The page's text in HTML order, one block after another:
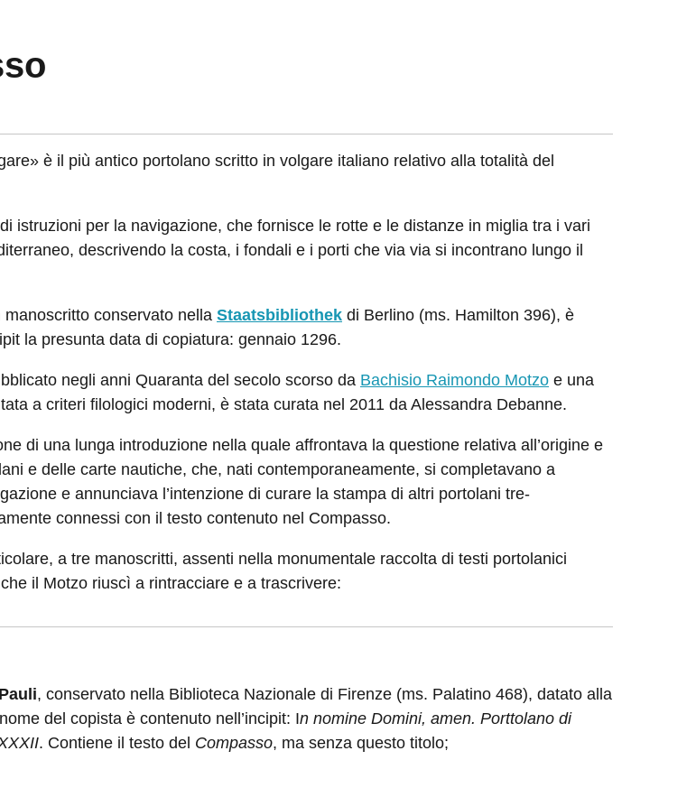
è il più antico portolano scritto in volgare italiano relativo alla totalità del
istruzioni per la navigazione, che fornisce le rotte e le distanze in miglia tra i vari
descrivendo la costa, i fondali e i porti che via via si incontrano lungo il
conservato nella Staatsbibliothek di Berlino (ms. Hamilton 396), è
la presunta data di copiatura: gennaio 1296.
negli anni Quaranta del secolo scorso da Bachisio Raimondo Motzo e una
a criteri filologici moderni, è stata curata nel 2011 da Alessandra Debanne.
di una lunga introduzione nella quale affrontava la questione relativa all’origine e
e delle carte nautiche, che, nati contemporaneamente, si completavano a
e annunciava l’intenzione di curare la stampa di altri portolani tre-
connessi con il testo contenuto nel Compasso.
a tre manoscritti, assenti nella monumentale raccolta di testi portolanici
il Motzo riuscì a rintracciare e a trascrivere:
, conservato nella Biblioteca Nazionale di Firenze (ms. Palatino 468), datato alla
del copista è contenuto nell’incipit: In nomine Domini, amen. Porttolano di
. Contiene il testo del Compasso, ma senza questo titolo;